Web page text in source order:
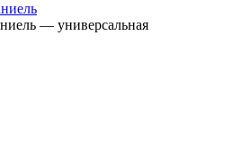
— универсальная